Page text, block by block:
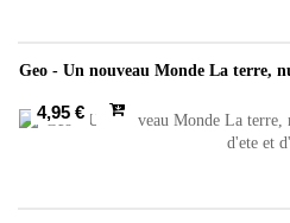
Geo - Un nouveau Monde La terre,
4,95 €